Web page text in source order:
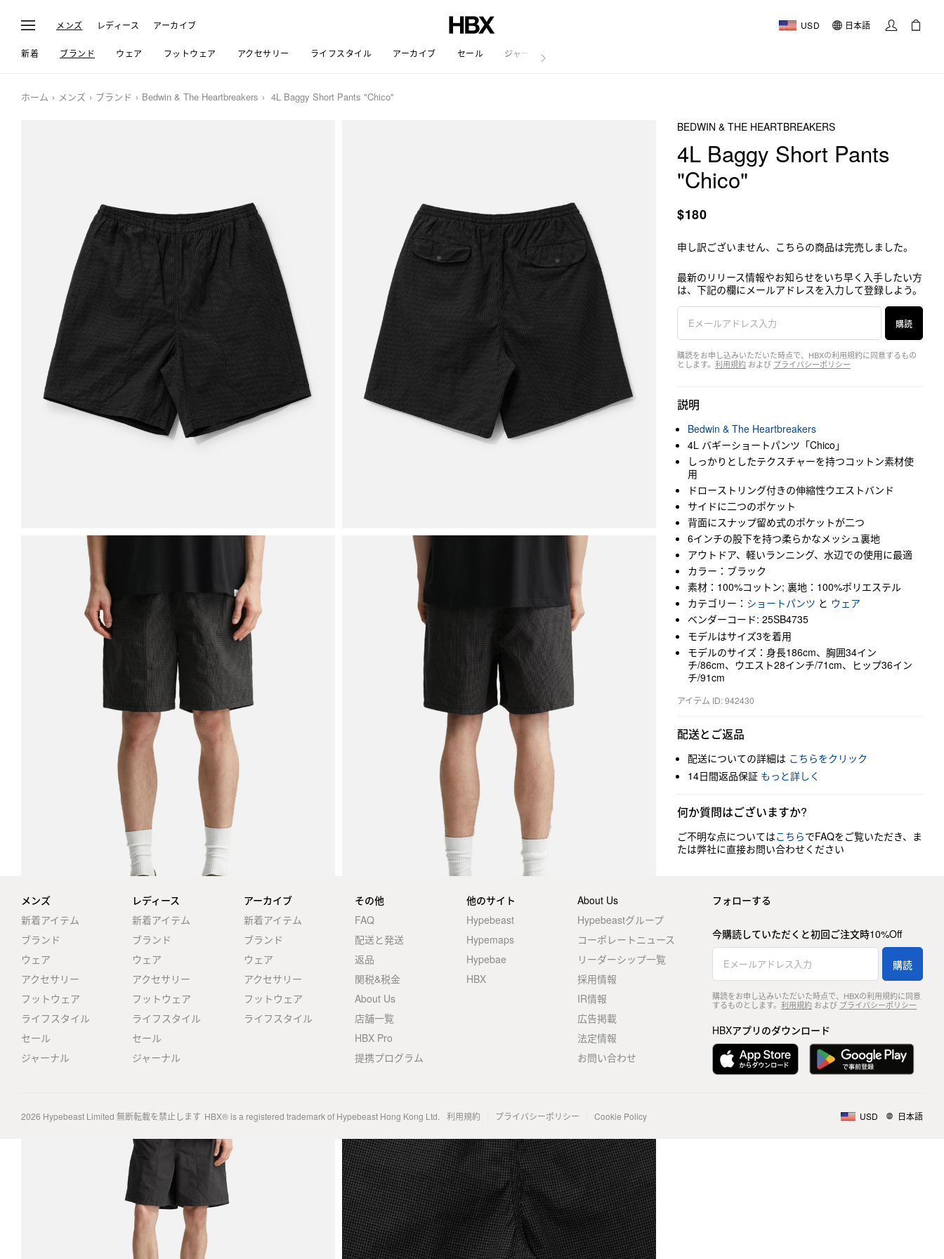
メンズ レディース アーカイブ USD 日本語
新着 ブランド ウェア フットウェア アクセサリー ライフスタイル アーカイブ セール ジャーナル
ホーム メンズ ブランド Bedwin & The Heartbreakers 4L Baggy Short Pants "Chico"
BEDWIN & THE HEARTBREAKERS
4L Baggy Short Pants
"Chico"
$180
申し訳ございません、こちらの商品は完売しました。
最新のリリース情報やお知らせをいち早く入手したい方
は、下記の欄にメールアドレスを入力して登録しよう。
購読
購読をお申し込みいただいた時点で、HBXの利用規約に同意するもの
とします。 利用規約 および プライバシーポリシー
説明
Bedwin & The Heartbreakers
4L バギーショートパンツ「Chico」
しっかりとしたテクスチャーを持つコットン素材使
用
ドローストリング付きの伸縮性ウエストバンド
サイドに二つのポケット
背面にスナップ留め式のポケットが二つ
6インチの股下を持つ柔らかなメッシュ裏地
アウトドア、軽いランニング、水辺での使用に最適
カラー：ブラック
素材：100%コットン; 裏地：100%ポリエステル
カテゴリー： ショートパンツ と ウェア
ベンダーコード: 25SB4735
モデルはサイズ3を着用
モデルのサイズ：身長186cm、胸囲34イン
チ/86cm、ウエスト28インチ/71cm、ヒップ36イン
チ/91cm
アイテム ID: 942430
配送とご返品
配送についての詳細は こちらをクリック
14日間返品保証 もっと詳しく
何か質問はございますか?
ご不明な点についてはこちらでFAQをご覧いただき、ま
たは弊社に直接お問い合わせください
メンズ
新着アイテム
ブランド
ウェア
アクセサリー
フットウェア
ライフスタイル
セール
ジャーナル
レディース
新着アイテム
ブランド
ウェア
アクセサリー
フットウェア
ライフスタイル
セール
ジャーナル
アーカイブ
新着アイテム
ブランド
ウェア
アクセサリー
フットウェア
ライフスタイル
その他
FAQ
配送と発送
返品
関税&税金
About Us
店舗一覧
HBX Pro
提携プログラム
他のサイト
Hypebeast
Hypemaps
Hypebae
HBX
About Us
Hypebeastグループ
コーポレートニュース
リーダーシップ一覧
採用情報
IR情報
広告掲載
法定情報
お問い合わせ
フォローする
今購読していただくと初回ご注文時10%Off
購読
購読をお申し込みいただいた時点で、HBXの利用規約に同意
するものとします。 利用規約および プライバシーポリシー
HBXアプリのダウンロード
2026 Hypebeast Limited 無断転載を禁止します HBX® is a registered trademark of Hypebeast Hong Kong Ltd. 利用規約 プライバシーポリシー Cookie Policy USD 日本語